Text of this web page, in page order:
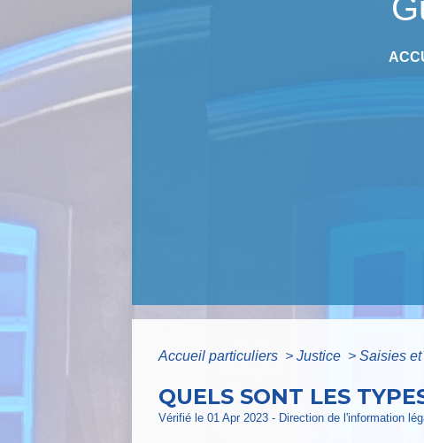
Accueil particuliers > Justice > Saisies
QUELS SONT LES
Vérifié le 01 Apr 2023 - Direction de l'information